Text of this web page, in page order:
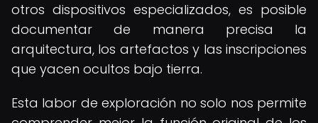
otros dispositivos especializados, es posible
documentar de manera precisa la
arquitectura, los artefactos y las inscripciones
que yacen ocultos bajo tierra.
Esta labor de exploración no solo nos permite